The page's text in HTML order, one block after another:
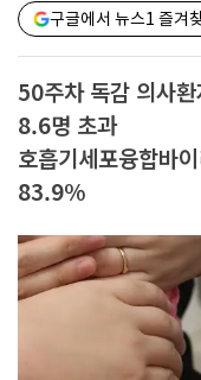
구글에서 뉴스1 즐겨
50주차 독감 의사
8.6명 초과
호흡기세포융합바
83.9%